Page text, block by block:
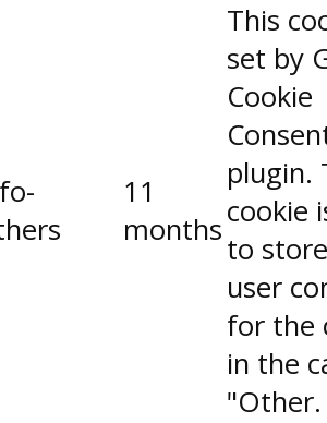
11
months
This
set by
Cookie
plugin.
cookie
to
user
for the
in the
"Other.